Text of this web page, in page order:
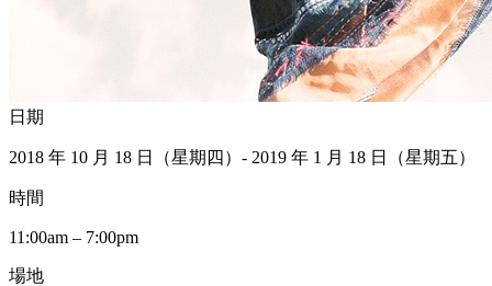
日期
2018 年 10 月 18 日（星期四）- 2019 年 1 月 18 日（星期五）
時間
11:00am – 7:00pm
場地